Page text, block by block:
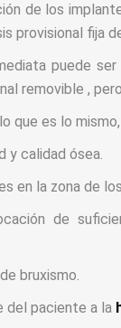
de los
provisional fija
puede
removible ,
que es lo
y calidad ósea.
en la zona de
de
bruxismo.
del paciente a la